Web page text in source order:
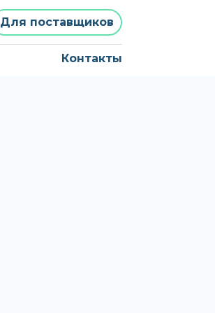
Для поставщиков
Контакты